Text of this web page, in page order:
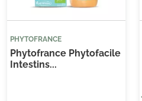
PHYTOFRANCE
Phytofrance Phytofacile
Intestins...